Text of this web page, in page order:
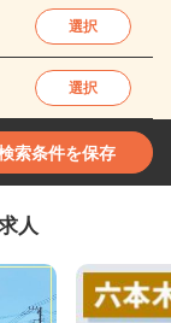
選択
選択
索条件を保存
人